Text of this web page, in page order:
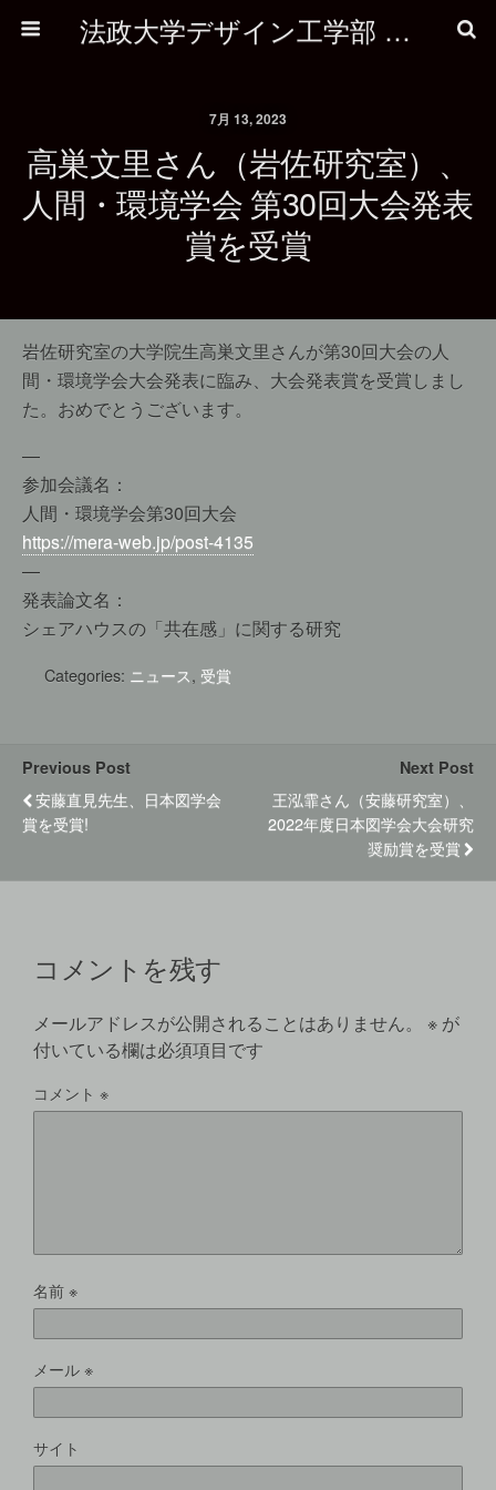
法政大学デザイン工学部 建築学科
7月 13, 2023
高巣文里さん（岩佐研究室）、
人間・環境学会 第30回大会発表
賞を受賞
岩佐研究室の大学院生高巣文里さんが第30回大会の人
間・環境学会大会発表に臨み、大会発表賞を受賞しまし
た。おめでとうございます。
—
参加会議名：
人間・環境学会第30回大会
https://mera-web.jp/post-4135
—
発表論文名：
シェアハウスの「共在感」に関する研究
Categories: ニュース, 受賞
Previous Post
安藤直見先生、日本図学会
賞を受賞!
Next Post
王泓霏さん（安藤研究室）、
2022年度日本図学会大会研究
奨励賞を受賞
コメントを残す
メールアドレスが公開されることはありません。 ※ が
付いている欄は必須項目です
コメント ※
名前※
メール※
サイト